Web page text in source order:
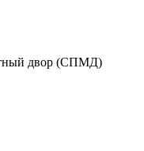
двор (СПМД)